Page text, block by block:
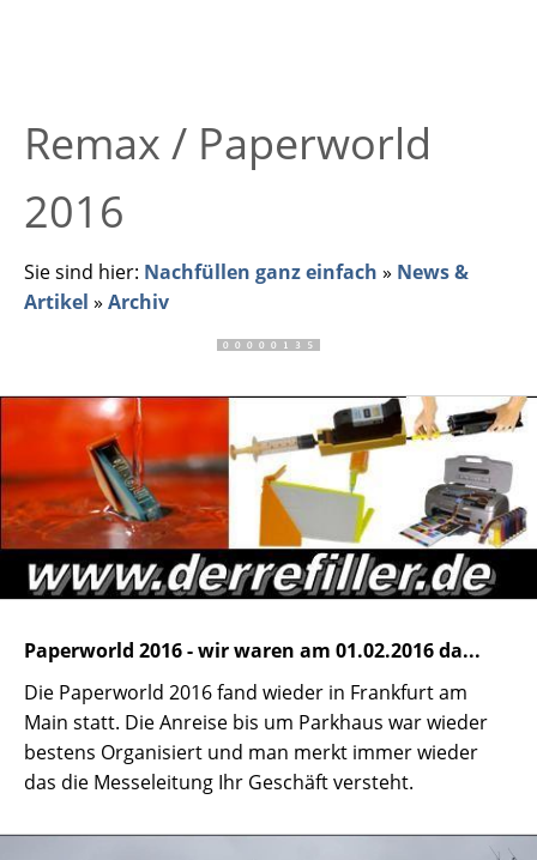
Remax / Paperworld
2016
Sie sind hier: Nachfüllen ganz einfach » News &
Artikel » Archiv
Paperworld 2016 - wir waren am 01.02.2016 da...
Die Paperworld 2016 fand wieder in Frankfurt am
Main statt. Die Anreise bis um Parkhaus war wieder
bestens Organisiert und man merkt immer wieder
das die Messeleitung Ihr Geschäft versteht.